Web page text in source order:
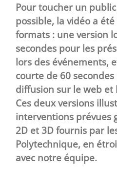
Pour toucher un
possible, la vidéo a
formats : une version
secondes pour les
lors des événements,
courte de 60
diffusion sur le web et
Ces deux versions
interventions prévues
2D et 3D fournis par
Polytechnique, en
avec notre équipe.